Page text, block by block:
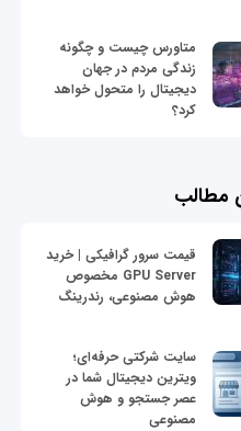
متاورس چیست و چگونه
زندگی مردم در جهان
دیجیتال را متحول خواهد
کرد؟
مطالب
قیمت سرور گرافیکی | خرید
GPU Server مخصوص
هوش مصنوعی، رندرینگ
سایت شرکتی حرفه‌ای؛
ویترین دیجیتال شما در
عصر جستجو و هوش
مصنوعی